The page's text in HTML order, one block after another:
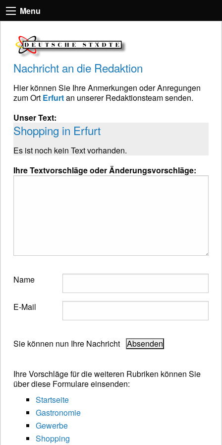
Menu
Nachricht an die Redaktion
Hier können Sie Ihre Anmerkungen oder Anregungen
zum Ort Erfurtan unserer Redaktionsteam senden.
Unser Text:
Shopping in Erfurt
Es ist noch kein Text vorhanden.
Ihre Textvorschläge oder Änderungsvorschläge:
Name
E-Mail
Sie können nun Ihre Nachricht
Ihre Vorschläge für die weiteren Rubriken können Sie
über diese Formulare einsenden:
Startseite
Gastronomie
Gewerbe
Shopping